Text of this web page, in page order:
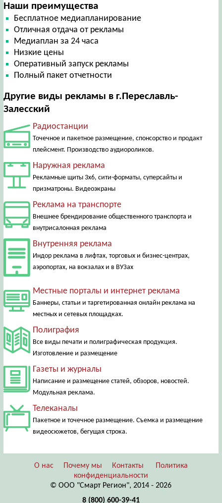
Наши преимущества
Бесплатное медиапланирование
Отличная отдача от рекламы
Медиаплан за 24 часа
Низкие цены
Оперативный запуск рекламы
Полный пакет отчетности
Другие виды рекламы в г.Переславль-
Залесский
Радиостанции
Точечное и пакетное размещение, спонсорство и продакт
плейсмент. Производство аудиороликов.
Наружная реклама
Рекламные щиты 3х6, сити-форматы, суперсайты и
призматроны. Видеоэкраны
Реклама на транспорте
Внешнее брендирование общественного транспорта и
внутрисалонная реклама
Внутренняя реклама
Индор реклама в лифтах, торговых и бизнес-центрах,
аэропортах, на вокзалах и в ВУЗах
Местные порталы и интернет реклама
Баннеры, статьи и таргетированная онлайн реклама на
местных и сетевых площадках.
Полиграфия
Все виды печати и полиграфическая продукция.
Изготовление и размещение
Газеты и журналы
Написание и размещение статей, обзоров, новостей.
Модульная реклама.
Телеканалы
Пакетное и точечное размещение. Съемка и размещение
видеосюжетов, бегущая строка.
О нас Почему мы Контакты
Политика
конфиденциальности
© ООО "Смарт Регион", 2014 - 2026
8 (800) 600-39-41